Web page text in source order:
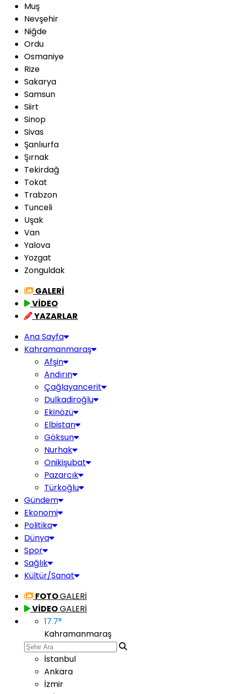
Muş
Nevşehir
Niğde
Ordu
Osmaniye
Rize
Sakarya
Samsun
Siirt
Sinop
Sivas
Şanlıurfa
Şırnak
Tekirdağ
Tokat
Trabzon
Tunceli
Uşak
Van
Yalova
Yozgat
Zonguldak
GALERİ
VİDEO
YAZARLAR
Ana Sayfa
Kahramanmaraş
Afşin
Andırın
Çağlayancerit
Dulkadiroğlu
Ekinözü
Elbistan
Göksun
Nurhak
Onikişubat
Pazarcık
Türkoğlu
Gündem
Ekonomi
Politika
Dünya
Spor
Sağlık
Kültür/Sanat
FOTOGALERİ
VİDEOGALERİ
17.7°
Kahramanmaraş
İstanbul
Ankara
İzmir